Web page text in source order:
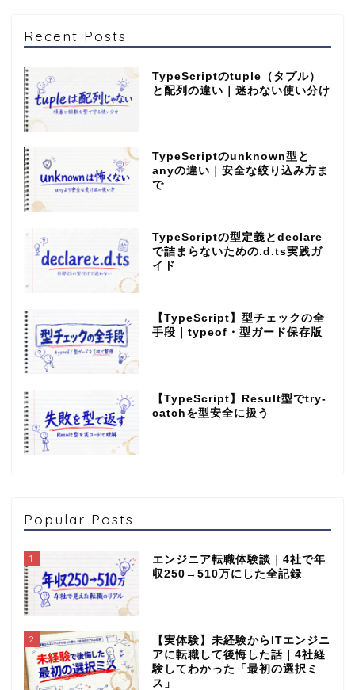
Recent Posts
TypeScriptのtuple（タプル）
と配列の違い｜迷わない使い分け
TypeScriptのunknown型と
anyの違い｜安全な絞り込み方ま
で
TypeScriptの型定義とdeclare
で詰まらないための.d.ts実践ガ
イド
【TypeScript】型チェックの全
手段｜typeof・型ガード保存版
【TypeScript】Result型でtry-
catchを型安全に扱う
Popular Posts
1
エンジニア転職体験談｜4社で年
収250→510万にした全記録
2
【実体験】未経験からITエンジニ
アに転職して後悔した話｜4社経
験してわかった「最初の選択ミ
ス」